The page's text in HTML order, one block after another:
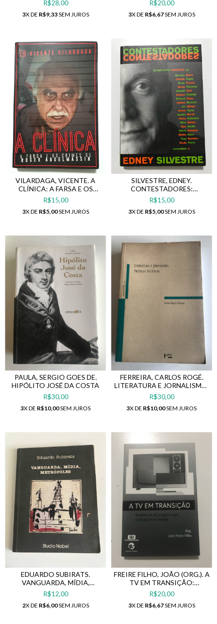
R$28,00
3X DE R$9,33SEM JUROS
REPÓRTER BRASILEIRO EM
ÁREAS DE GUERRA E
R$20,00
3X DE R$6,67SEM JUROS
VILARDAGA, VICENTE. A
CLÍNICA: A FARSA E OS
CRIMES DE ROGER
ABDELMASSIH
R$15,00
3X DE R$5,00SEM JUROS
SILVESTRE, EDNEY.
CONTESTADORES:
ENTREVISTAS NOTÁVEIS
R$15,00
3X DE R$5,00SEM JUROS
PAULA, SERGIO GOES DE.
HIPÓLITO JOSÉ DA COSTA
R$30,00
3X DE R$10,00SEM JUROS
FERREIRA, CARLOS ROGÉ.
LITERATURA E JORNALISMO,
PRÁTICAS POLÍTICAS
R$30,00
3X DE R$10,00SEM JUROS
EDUARDO SUBIRATS.
VANGUARDA, MÍDIA,
METRÓPOLES
R$12,00
2X DE R$6,00SEM JUROS
FREIRE FILHO, JOÃO (ORG.). A
TV EM TRANSIÇÃO:
TENDÊNCIAS DE
PROGRAMAÇÃO NO BRASIL
E NO MUNDO
R$20,00
3X DE R$6,67SEM JUROS